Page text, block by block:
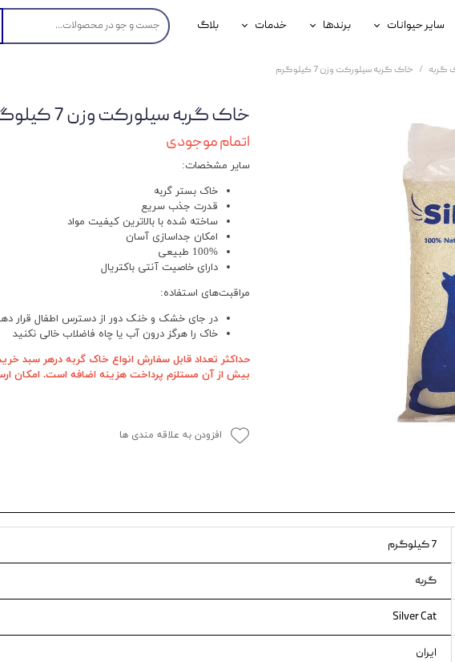
سگ
سایر حیوانات
محصولات پرندگان
محصولات آبزیان
برندها خدمات
خدمات آنلاین دامپزشکی
بلاگ
گربه خاک گربه سیلورکت وزن 7 کیلوگرم
خاک گربه سیلورکت وزن 7 کیلوگرم
اتمام موجودی
سایر مشخصات:
خاک بستر گربه
قدرت جذب سریع
ساخته شده با بالاترین کیفیت مواد
امکان جداسازی آسان
100% طبیعی
دارای خاصیت آنتی باکتریال
مراقبت‌های استفاده:
در جای خشک و خنک دور از دسترس اطفال قرار
خاک را هرگز درون آب یا چاه فاضلاب خالی نکنید
بیش از آن مستلزم پرداخت هزینه اضافه است. امکان
افزودن به علاقه مندی ها
7 کیلوگرم
گربه
Silver Cat
ایران